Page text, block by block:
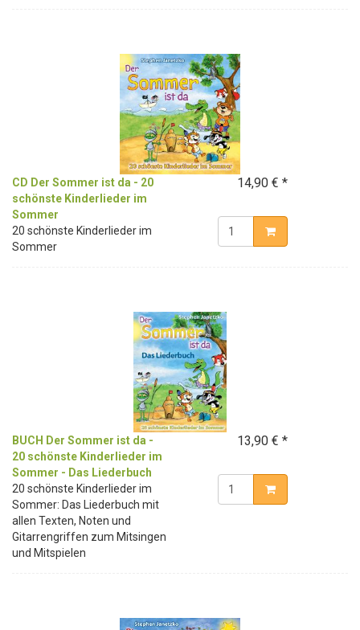
CD Der Sommer ist da - 20
schönste Kinderlieder im
Sommer
20 schönste Kinderlieder im
Sommer
14,90 € *
BUCH Der Sommer ist da -
20 schönste Kinderlieder im
Sommer - Das Liederbuch
20 schönste Kinderlieder im
Sommer: Das Liederbuch mit
allen Texten, Noten und
Gitarrengriffen zum Mitsingen
und Mitspielen
13,90 € *